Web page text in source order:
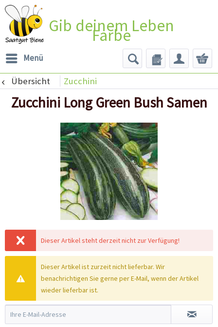
Gib deinem Leben
Farbe
Menü
Übersicht Zucchini
Zucchini Long Green Bush Samen
Dieser Artikel steht derzeit nicht zur Verfügung!
Dieser Artikel ist zurzeit nicht lieferbar. Wir
benachrichtigen Sie gerne per E-Mail, wenn der Artikel
wieder lieferbar ist.